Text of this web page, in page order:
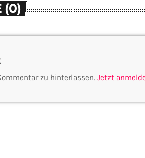
(0)
zu hinterlassen. Jetzt